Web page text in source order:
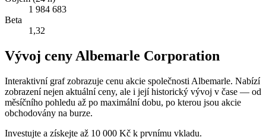
1 984 683
Beta
1,32
Vývoj ceny Albemarle Corporation
Interaktivní graf zobrazuje cenu akcie společnosti Albemarle. Nabízí
zobrazení nejen aktuální ceny, ale i její historický vývoj v čase — od
měsíčního pohledu až po maximální dobu, po kterou jsou akcie
obchodovány na burze.
Investujte a získejte až 10 000 Kč k prvnímu vkladu.